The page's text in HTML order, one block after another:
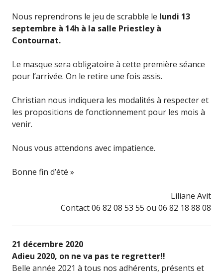
Nous reprendrons le jeu de scrabble le lundi 13
septembre à 14h à la salle Priestley à
Contournat.
Le masque sera obligatoire à cette première séance
pour l’arrivée. On le retire une fois assis.
Christian nous indiquera les modalités à respecter et
les propositions de fonctionnement pour les mois à
venir.
Nous vous attendons avec impatience.
Bonne fin d’été »
Liliane Avit
Contact 06 82 08 53 55 ou 06 82 18 88 08
21 décembre 2020
Adieu 2020, on ne va pas te regretter!!
Belle année 2021 à tous nos adhérents, présents et